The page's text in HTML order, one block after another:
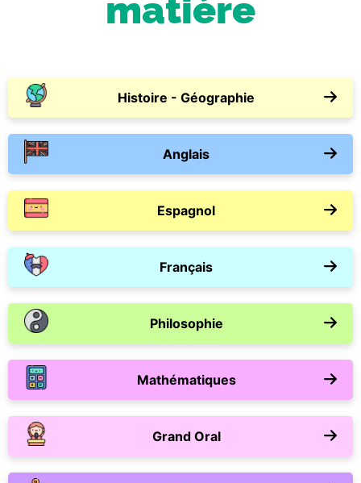
matière
Histoire - Géographie
Anglais
Espagnol
Français
Philosophie
Mathématiques
Grand Oral